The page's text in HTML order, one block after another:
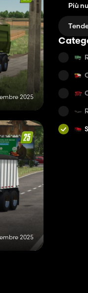
2025
2025
Più